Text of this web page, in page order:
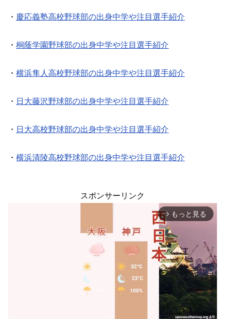
・ 慶応義塾高校野球部の出身中学や注目選手紹介
・ 桐蔭学園野球部の出身中学や注目選手紹介
・ 横浜隼人高校野球部の出身中学や注目選手紹介
・ 日大藤沢野球部の出身中学や注目選手紹介
・ 日大高校野球部の出身中学や注目選手紹介
・ 横浜清陵高校野球部の出身中学や注目選手紹介
スポンサーリンク
arrow_forward_ios もっと見る